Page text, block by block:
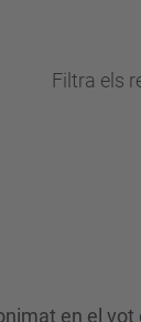
Filtra els
en el